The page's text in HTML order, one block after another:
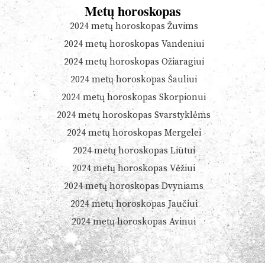
Metų horoskopas
2024 metų horoskopas Žuvims
2024 metų horoskopas Vandeniui
2024 metų horoskopas Ožiaragiui
2024 metų horoskopas Šauliui
2024 metų horoskopas Skorpionui
2024 metų horoskopas Svarstyklėms
2024 metų horoskopas Mergelei
2024 metų horoskopas Liūtui
2024 metų horoskopas Vėžiui
2024 metų horoskopas Dvyniams
2024 metų horoskopas Jaučiui
2024 metų horoskopas Avinui